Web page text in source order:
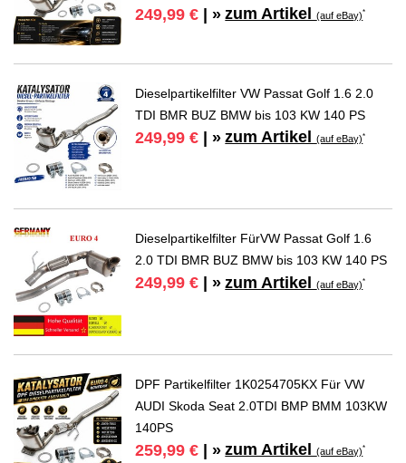
249,99 € | » zum Artikel(auf eBay)*
Dieselpartikelfilter VW Passat Golf 1.6 2.0
TDI BMR BUZ BMW bis 103 KW 140 PS
249,99 € | » zum Artikel(auf eBay)*
Dieselpartikelfilter FürVW Passat Golf 1.6
2.0 TDI BMR BUZ BMW bis 103 KW 140 PS
249,99 € | » zum Artikel(auf eBay)*
DPF Partikelfilter 1K0254705KX Für VW
AUDI Skoda Seat 2.0TDI BMP BMM 103KW
140PS
259,99 € | » zum Artikel(auf eBay)*